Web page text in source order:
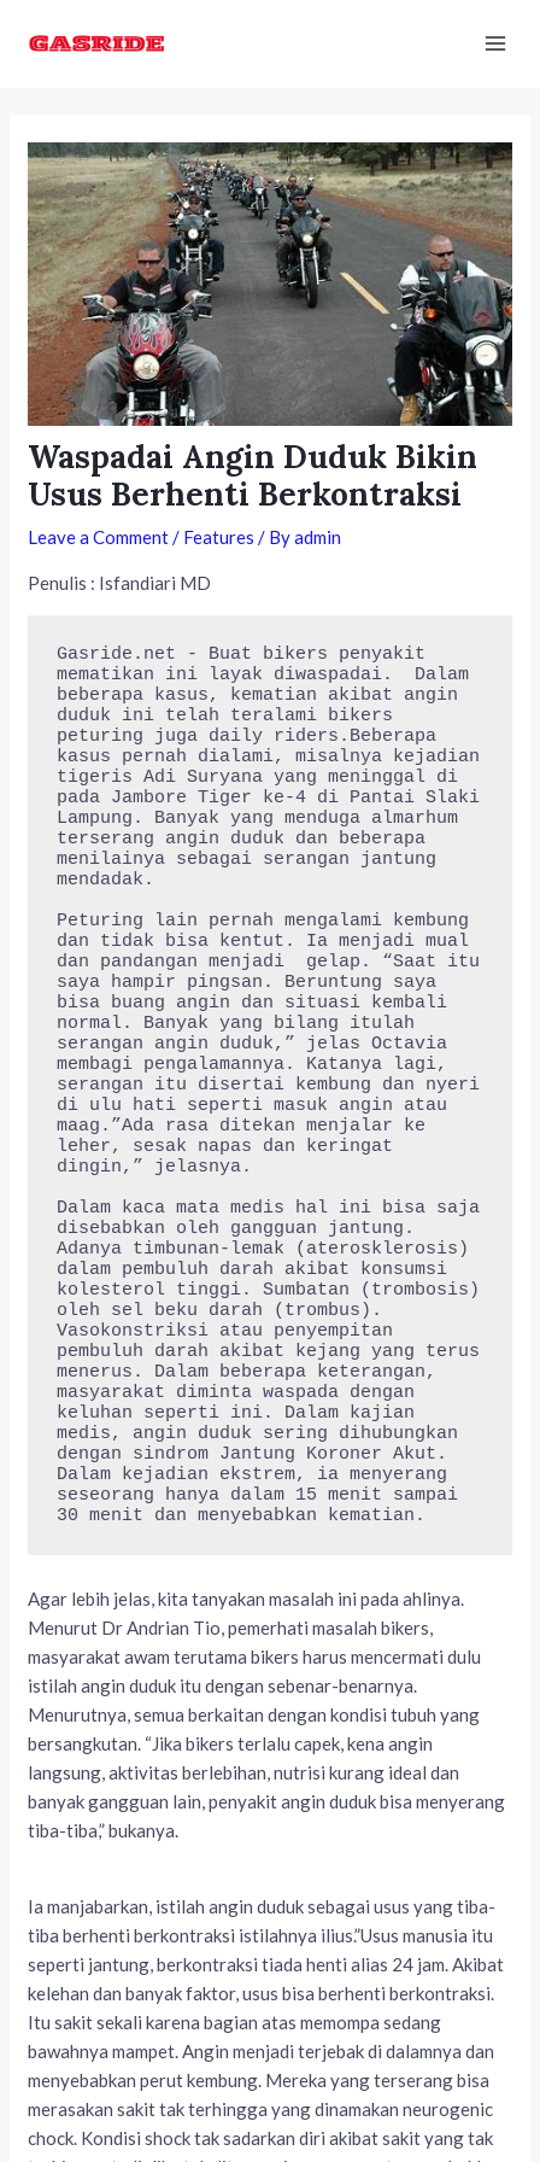
Waspadai Angin Duduk Bikin
Usus Berhenti Berkontraksi
Leave a Comment/ Features / Byadmin
Penulis : Isfandiari MD
Gasride.net - Buat bikers penyakit
mematikan ini layak diwaspadai.  Dalam
beberapa kasus, kematian akibat angin
duduk ini telah teralami bikers
peturing juga daily riders.Beberapa
kasus pernah dialami, misalnya kejadian
tigeris Adi Suryana yang meninggal di
pada Jambore Tiger ke-4 di Pantai Slaki
Lampung. Banyak yang menduga almarhum
terserang angin duduk dan beberapa
menilainya sebagai serangan jantung
mendadak.
Peturing lain pernah mengalami kembung
dan tidak bisa kentut. Ia menjadi mual
dan pandangan menjadi  gelap. “Saat itu
saya hampir pingsan. Beruntung saya
bisa buang angin dan situasi kembali
normal. Banyak yang bilang itulah
serangan angin duduk,” jelas Octavia
membagi pengalamannya. Katanya lagi,
serangan itu disertai kembung dan nyeri
di ulu hati seperti masuk angin atau
maag.”Ada rasa ditekan menjalar ke
leher, sesak napas dan keringat
dingin,” jelasnya.
Dalam kaca mata medis hal ini bisa saja
disebabkan oleh gangguan jantung.
Adanya timbunan-lemak (aterosklerosis)
dalam pembuluh darah akibat konsumsi
kolesterol tinggi. Sumbatan (trombosis)
oleh sel beku darah (trombus).
Vasokonstriksi atau penyempitan
pembuluh darah akibat kejang yang terus
menerus. Dalam beberapa keterangan,
masyarakat diminta waspada dengan
keluhan seperti ini. Dalam kajian
medis, angin duduk sering dihubungkan
dengan sindrom Jantung Koroner Akut.
Dalam kejadian ekstrem, ia menyerang
seseorang hanya dalam 15 menit sampai
30 menit dan menyebabkan kematian.
Agar lebih jelas, kita tanyakan masalah ini pada ahlinya.
Menurut Dr Andrian Tio, pemerhati masalah bikers,
masyarakat awam terutama bikers harus mencermati dulu
istilah angin duduk itu dengan sebenar-benarnya.
Menurutnya, semua berkaitan dengan kondisi tubuh yang
bersangkutan. “Jika bikers terlalu capek, kena angin
langsung, aktivitas berlebihan, nutrisi kurang ideal dan
banyak gangguan lain, penyakit angin duduk bisa menyerang
tiba-tiba,” bukanya.
Ia manjabarkan, istilah angin duduk sebagai usus yang tiba-
tiba berhenti berkontraksi istilahnya ilius.”Usus manusia itu
seperti jantung, berkontraksi tiada henti alias 24 jam. Akibat
kelehan dan banyak faktor, usus bisa berhenti berkontraksi.
Itu sakit sekali karena bagian atas memompa sedang
bawahnya mampet. Angin menjadi terjebak di dalamnya dan
menyebabkan perut kembung. Mereka yang terserang bisa
merasakan sakit tak terhingga yang dinamakan neurogenic
chock. Kondisi shock tak sadarkan diri akibat sakit yang tak
navigation